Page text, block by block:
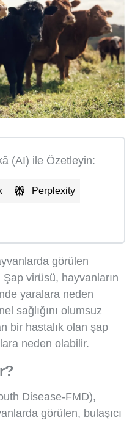
(AI) ile Özetleyin:
Perplexity
görülen
Şap virüsü, hayvanların
yaralara neden
sağlığını olumsuz
bir hastalık olan şap
neden olabilir.
Disease-FMD),
görülen, bulaşıcı